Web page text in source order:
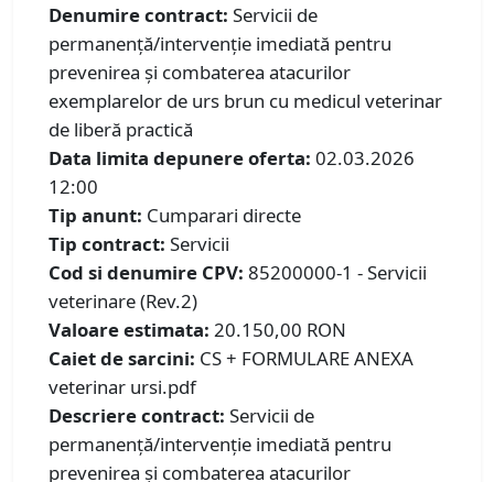
Denumire contract: Servicii de
permanenţă/intervenţie imediată pentru
prevenirea şi combaterea atacurilor
exemplarelor de urs brun cu medicul veterinar
de liberă practică
Data limita depunere oferta: 02.03.2026
12:00
Tip anunt: Cumparari directe
Tip contract: Servicii
Cod si denumire CPV: 85200000-1 - Servicii
veterinare (Rev.2)
Valoare estimata: 20.150,00 RON
Caiet de sarcini: CS + FORMULARE ANEXA
veterinar ursi.pdf
Descriere contract: Servicii de
permanenţă/intervenţie imediată pentru
prevenirea şi combaterea atacurilor